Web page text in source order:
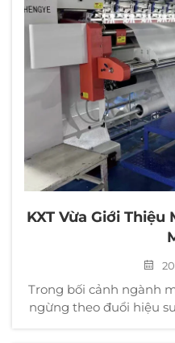
KXT Vừa Giới
Trong bối cảnh ngành
ngừng theo đuổi hiệu